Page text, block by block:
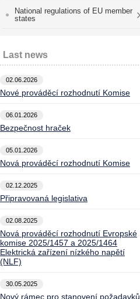
National regulations of EU member
states
Last news
02.06.2026
Nové prováděcí rozhodnutí Komise
06.01.2026
Bezpečnost hraček
05.01.2026
Nová prováděcí rozhodnutí Komise
02.12.2025
Připravovaná legislativa
02.08.2025
Nová prováděcí rozhodnutí Evropské
komise 2025/1457 a 2025/1464
Elektrická zařízení nízkého napětí
(NLF)
30.05.2025
Nový rámec pro stanovení požadavků